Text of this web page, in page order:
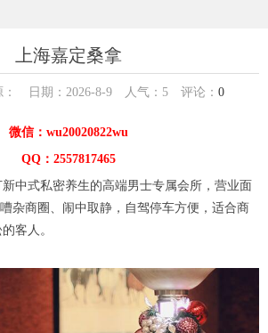
上海嘉定桑拿
日期：2026-8-9 人气： 5评论： 0
微信：wu20020822wu
QQ：2557817465
式私密养生的高端男士专属会所，营业面
杂商圈、闹中取静，自驾停车方便，适合商
客人。